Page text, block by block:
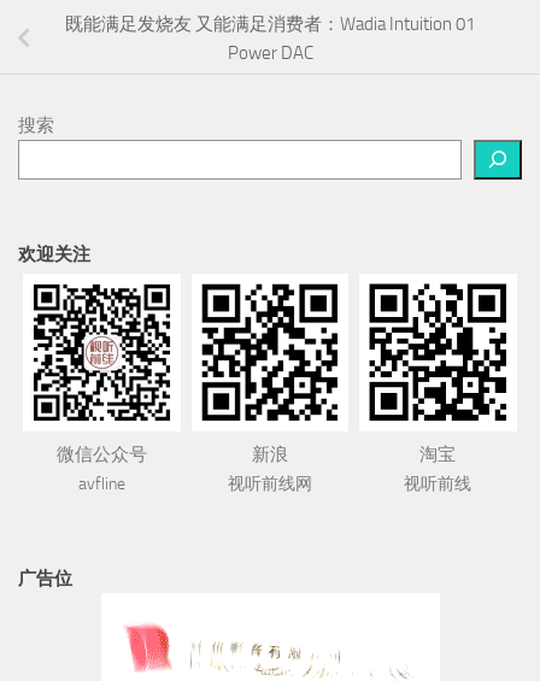
既能满足发烧友 又能满足消费者：Wadia Intuition 01
Power DAC
搜索
欢迎关注
微信公众号
avfline
新浪
视听前线网
淘宝
视听前线
广告位